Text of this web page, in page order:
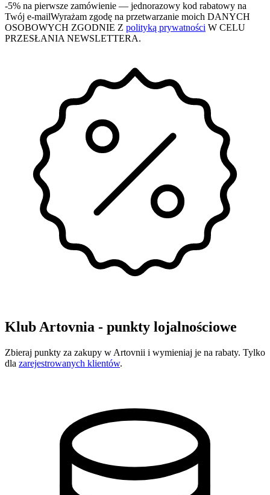
-5% na pierwsze zamówienie — jednorazowy kod rabatowy na
Twój e-mailWyrażam zgodę na przetwarzanie moich DANYCH
OSOBOWYCH ZGODNIE Z polityką prywatności W CELU
PRZESŁANIA NEWSLETTERA.
Klub Artovnia - punkty lojalnościowe
Zbieraj punkty za zakupy w Artovnii i wymieniaj je na rabaty. Tylko
dla zarejestrowanych klientów.